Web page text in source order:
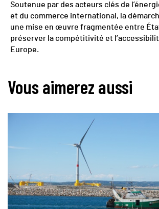
Soutenue par des acteurs clés de
et du commerce international, la
une mise en œuvre fragmentée entre
préserver la compétitivité et
Europe.
Vous aimerez aussi